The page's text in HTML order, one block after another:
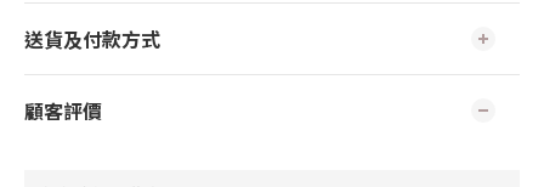
送貨及付款方式
顧客評價